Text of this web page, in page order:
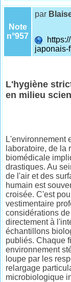
Note
n°957
par
japonais-
L'hygiène
en milieu
L'environnement
laboratoire, de la
biomédicale
drastiques. Au
de l'air et des
humain est
croisée. C'est
vestimentaire
considérations
directement à
échantillons
publiés. Chaque
environnement
loupe par les
relargage
microbiologique